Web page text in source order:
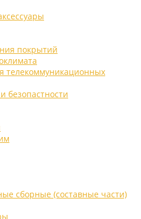
покрытий
телекоммуникационных
безопастности
сборные (составные части)